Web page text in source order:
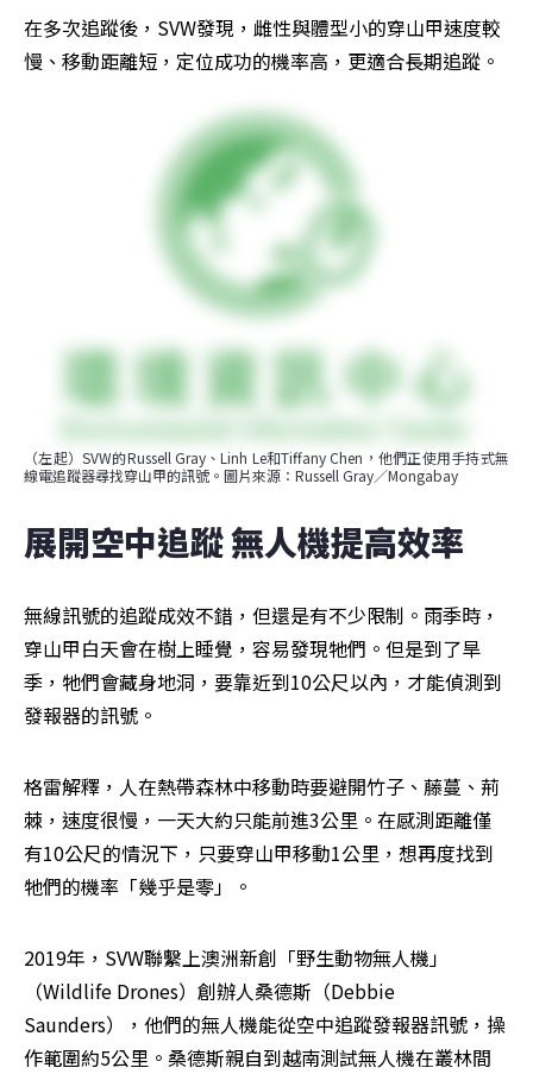
在多次追蹤後，SVW發現，雌性與體型小的穿山甲速度較
慢、移動距離短，定位成功的機率高，更適合長期追蹤。
（左起）SVW的Russell Gray、Linh Le和Tiffany Chen，他們正使用手持式無
線電追蹤器尋找穿山甲的訊號。圖片來源：Russell Gray／Mongabay
展開空中追蹤 無人機提高效率
無線訊號的追蹤成效不錯，但還是有不少限制。雨季時，
穿山甲白天會在樹上睡覺，容易發現牠們。但是到了旱
季，牠們會藏身地洞，要靠近到10公尺以內，才能偵測到
發報器的訊號。
格雷解釋，人在熱帶森林中移動時要避開竹子、藤蔓、荊
棘，速度很慢，一天大約只能前進3公里。在感測距離僅
有10公尺的情況下，只要穿山甲移動1公里，想再度找到
牠們的機率「幾乎是零」。
2019年，SVW聯繫上澳洲新創「野生動物無人機」
（Wildlife Drones）創辦人桑德斯（Debbie
Saunders），他們的無人機能從空中追蹤發報器訊號，操
作範圍約5公里。桑德斯親自到越南測試無人機在叢林間